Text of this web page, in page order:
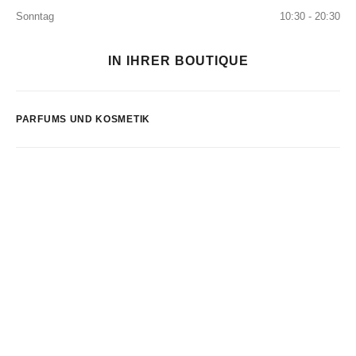
Sonntag
10:30 - 20:30
IN IHRER BOUTIQUE
PARFUMS UND KOSMETIK